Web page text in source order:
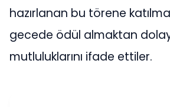
hazırlanan bu törene
gecede ödül almaktan
mutluluklarını ifade ettiler.